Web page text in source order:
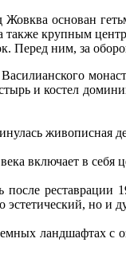
Жовква основан
также крупным
Перед ним, за
и костел
живописная
включает в себя
реставрации
эстетический, но и
ландшафтах